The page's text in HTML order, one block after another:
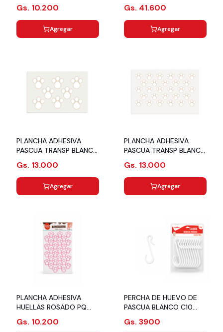
Gs. 10.200
Agregar
Gs. 41.600
Agregar
PLANCHA ADHESIVA
PASCUA TRANSP BLANCO
Gs. 13.000
Agregar
PLANCHA ADHESIVA
PASCUA TRANSP BLANCO
Gs. 13.000
Agregar
PLANCHA ADHESIVA
HUELLAS ROSADO PQ
Gs. 10.200
PERCHA DE HUEVO DE
PASCUA BLANCO C10
Gs. 3900